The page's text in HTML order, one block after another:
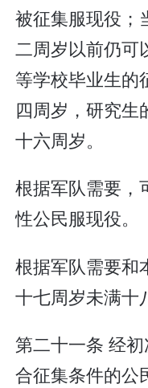
被征集服现役；
二周岁以前仍可
等学校毕业生的
四周岁，研究生
十六周岁。
根据军队需要，
性公民服现役。
根据军队需要和
十七周岁未满十
第二十一条 经
合征集条件的公